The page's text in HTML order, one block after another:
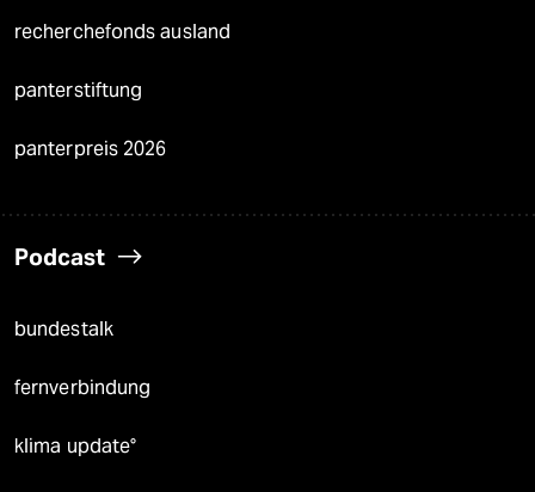
recherchefonds ausland
panterstiftung
panterpreis 2026
Podcast
bundestalk
fernverbindung
klima update°